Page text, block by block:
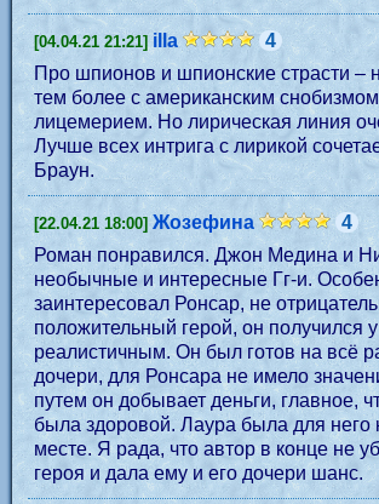
[04.04.21 21:21] illa
4
Про шпионов и шпионские страсти – не моя тема,
тем более с американским снобизмом
лицемерием. Но лирическая линия очень хороша.
Лучше всех интрига с лирикой
Браун.
[22.04.21 18:00] Жозефина
4
Роман понравился. Джон Медина и
необычные и интересные Гг-и.
заинтересовал Ронсар, не
положительный герой, он получился
реалистичным. Он был готов на всё
дочери, для Ронсара не имело
путем он добывает деньги, главное,
была здоровой. Лаура была для него
месте. Я рада, что автор в конце не
героя и дала ему и его дочери шанс.